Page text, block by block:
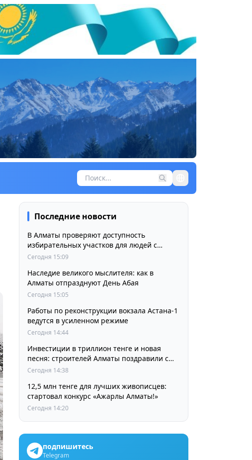
Последние новости
В Алматы проверяют доступность
избирательных участков для людей с
инвалидностью
Сегодня 15:09
Наследие великого мыслителя: как в
Алматы отпразднуют День Абая
Сегодня 15:05
Работы по реконструкции вокзала Астана-1
ведутся в усиленном режиме
Сегодня 14:44
Инвестиции в триллион тенге и новая
песня: строителей Алматы поздравили с
профессиональным праздником
Сегодня 14:38
12,5 млн тенге для лучших живописцев:
стартовал конкурс «Ажарлы Алматы!»
Сегодня 14:20
подпишитесь
Telegram